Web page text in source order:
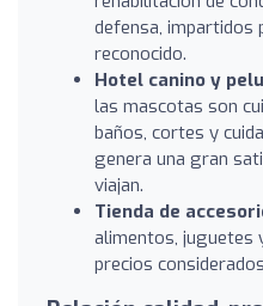
defensa, impartidos
reconocido.
Hotel canino y
las mascotas son
baños, cortes y
genera una gran
viajan.
Tienda de
alimentos, juguetes
precios